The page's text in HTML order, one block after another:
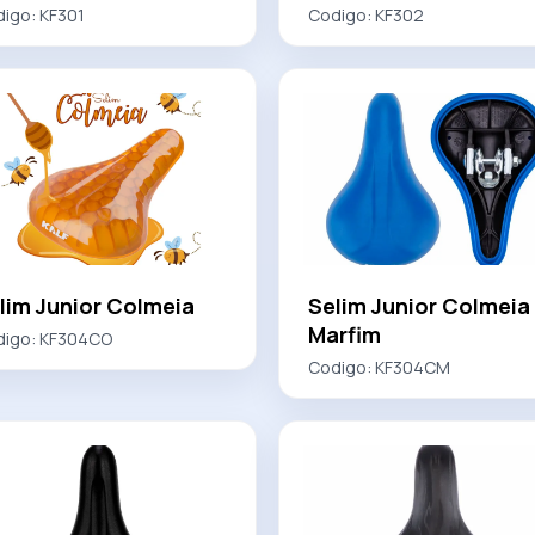
KF301 Codigo: KF302
Junior Colmeia
KF304CO
Selim Junior Colmeia
Marfim
Codigo: KF304CM